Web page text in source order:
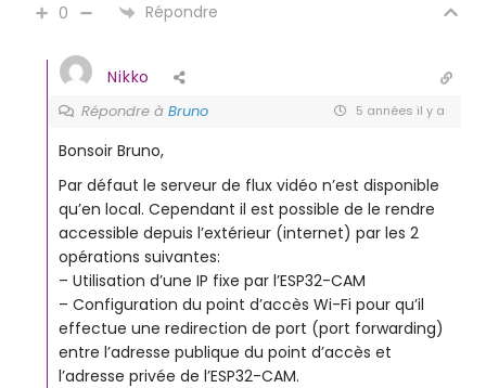
0 Répondre
Nikko
Répondre àBruno 5 années il y a
Bonsoir Bruno,
Par défaut le serveur de flux vidéo n’est disponible
qu’en local. Cependant il est possible de le rendre
accessible depuis l’extérieur (internet) par les 2
opérations suivantes:
– Utilisation d’une IP fixe par l’ESP32-CAM
– Configuration du point d’accès Wi-Fi pour qu’il
effectue une redirection de port (port forwarding)
entre l’adresse publique du point d’accès et
l’adresse privée de l’ESP32-CAM.